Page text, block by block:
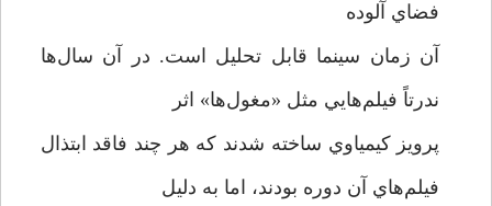
فضاي آلوده
آن زمان سينما قابل تحليل است. در آن سال‌ها
ندرتاً فيلم‌هايي مثل «مغول‌ها» اثر
پرويز كيمياوي ساخته شدند كه هر چند فاقد ابتذال
فيلم‌هاي آن دوره بودند، ‌اما به دليل